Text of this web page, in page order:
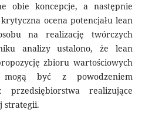
obie koncepcje, a następnie
ocena potencjału lean
na realizację twórczych
analizy ustalono, że lean
zbioru wartościowych
być z powodzeniem
przedsiębiorstwa realizujące
strategii.